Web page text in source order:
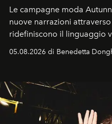
Le campagne moda
nuove narrazioni
ridefiniscono il linguaggio
protagonisti del cinema,
contemporanea e
di esprimere identità,
05.08.2026 di Benedetta